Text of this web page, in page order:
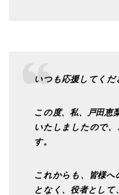
いつも応援してく
この度、私、戸田恵
いたしましたので
す。
これからも、皆様へ
となく、役者として